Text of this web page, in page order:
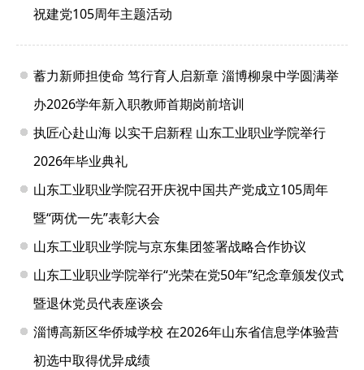
祝建党105周年主题活动
蓄力新师担使命 笃行育人启新章 淄博柳泉中学圆满举
办2026学年新入职教师首期岗前培训
执匠心赴山海 以实干启新程 山东工业职业学院举行
2026年毕业典礼
山东工业职业学院召开庆祝中国共产党成立105周年
暨“两优一先”表彰大会
山东工业职业学院与京东集团签署战略合作协议
山东工业职业学院举行“光荣在党50年”纪念章颁发仪式
暨退休党员代表座谈会
淄博高新区华侨城学校 在2026年山东省信息学体验营
初选中取得优异成绩